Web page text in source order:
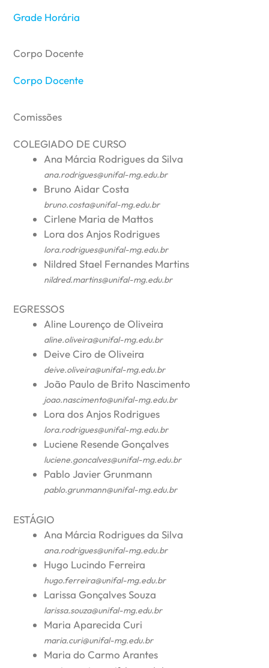
Grade Horária
Corpo Docente
Corpo Docente
Comissões
COLEGIADO DE CURSO
Ana Márcia Rodrigues da Silva
ana.rodrigues@unifal-mg.edu.br
Bruno Aidar Costa
bruno.costa@unifal-mg.edu.br
Cirlene Maria de Mattos
Lora dos Anjos Rodrigues
lora.rodrigues@unifal-mg.edu.br
Nildred Stael Fernandes Martins
nildred.martins@unifal-mg.edu.br
EGRESSOS
Aline Lourenço de Oliveira
aline.oliveira@unifal-mg.edu.br
Deive Ciro de Oliveira
deive.oliveira@unifal-mg.edu.br
João Paulo de Brito Nascimento
joao.nascimento@unifal-mg.edu.br
Lora dos Anjos Rodrigues
lora.rodrigues@unifal-mg.edu.br
Luciene Resende Gonçalves
luciene.goncalves@unifal-mg.edu.br
Pablo Javier Grunmann
pablo.grunmann@unifal-mg.edu.br
ESTÁGIO
Ana Márcia Rodrigues da Silva
ana.rodrigues@unifal-mg.edu.br
Hugo Lucindo Ferreira
hugo.ferreira@unifal-mg.edu.br
Larissa Gonçalves Souza
larissa.souza@unifal-mg.edu.br
Maria Aparecida Curi
maria.curi@unifal-mg.edu.br
Maria do Carmo Arantes